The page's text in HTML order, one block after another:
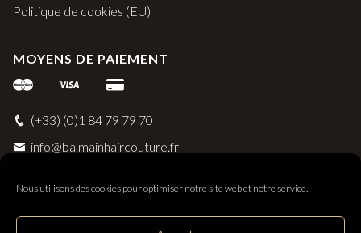
Nous utilisons des cookies pour optimiser notre site web et notre service.
Politique de cookies (EU)
MOYENS DE PAIEMENT
(+33) (0)1 84 79 79 70
info@balmainhaircouture.fr